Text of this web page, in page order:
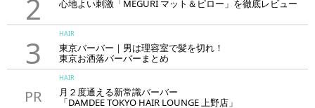
2 心地よい刺激「MEGURI マット＆ピロー」を徹底レビュー
3
HAIR
東京バーバー｜男は理容室で髪を切れ！
東京お洒落バーバーまとめ
PR
HAIR
月２度通える新常識バーバー
「DAMDEE TOKYO HAIR LOUNGE 上野店」